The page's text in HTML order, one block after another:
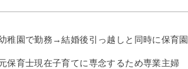
稚園で勤務→結婚後引っ越しと同時に保育
保育士現在子育てに専念するため専業主婦